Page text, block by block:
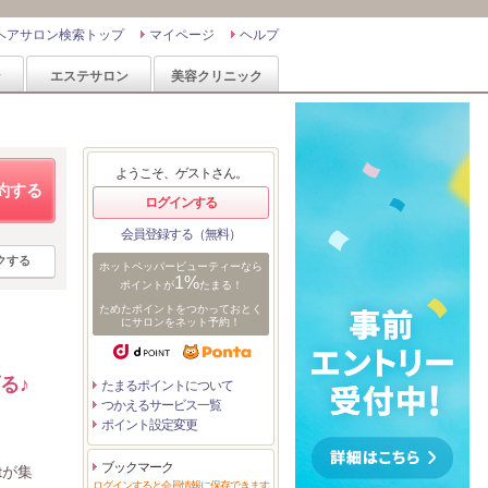
ヘルプ
マイページ
アサロン検索トップ
エステサロン 美容クリニック
する
する
♪
集
ようこそ、ゲストさん。
ログインする
会員登録する（無料）
ホットペッパービューティーなら
ポイントが1%たまる！
ためたポイントをつかっておとく
にサロンをネット予約！
たまるポイントについて
つかえるサービス一覧
ポイント設定変更
ブックマーク
ログインすると会員情報に保存できます